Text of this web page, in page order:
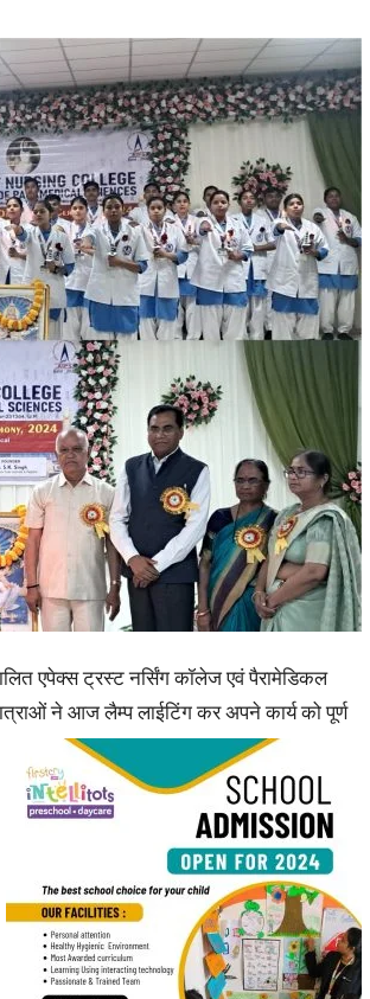
News,
Latest
News
Today
एपेक्स ट्रस्ट नर्सिंग कॉलेज एवं पैरामेडिकल
ने आज लैम्प लाईटिंग कर अपने कार्य को पूर्ण